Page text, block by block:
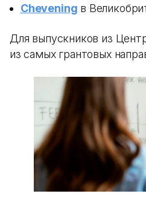
Chevening в
Для выпускников из
из самых грантовых